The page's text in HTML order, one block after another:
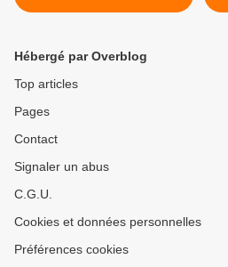
Rhône Alpes
Hébergé par Overblog
Top articles
Pages
Contact
Signaler un abus
C.G.U.
Cookies et données personnelles
Préférences cookies